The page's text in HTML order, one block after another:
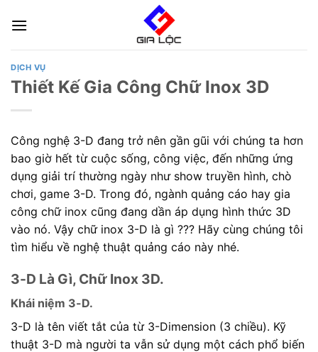
DỊCH VỤ
Thiết Kế Gia Công Chữ Inox 3D
Công nghệ 3-D đang trở nên gần gũi với chúng ta hơn
bao giờ hết từ cuộc sống, công việc, đến những ứng
dụng giải trí thường ngày như show truyền hình, chò
chơi, game 3-D. Trong đó, ngành quảng cáo hay gia
công chữ inox cũng đang dần áp dụng hình thức 3D
vào nó. Vậy chữ inox 3-D là gì ??? Hãy cùng chúng tôi
tìm hiểu về nghệ thuật quảng cáo này nhé.
3-D Là Gì, Chữ Inox 3D.
Khái niệm 3-D.
3-D là tên viết tắt của từ 3-Dimension (3 chiều). Kỹ
thuật 3-D mà người ta vẫn sử dụng một cách phổ biến